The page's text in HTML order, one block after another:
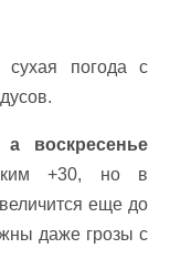
погода с
воскресенье
+30, но в
еще до
даже грозы с